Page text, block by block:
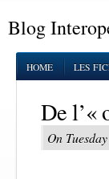
Blog
HOME LES
De l’«
On